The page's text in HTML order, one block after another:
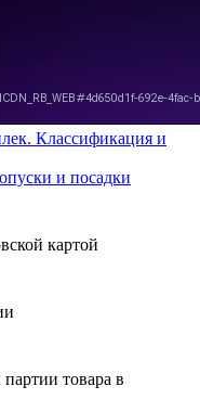
Классификация и
и посадки
картой
товара в